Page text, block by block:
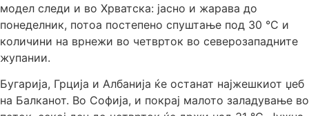
модел следи и во Хрватска: јасно и жарава до
понеделник, потоа постепено спуштање под 30 °C и
количини на врнежи во четврток во северозападните
жупании.
Бугарија, Грција и Албанија ќе останат најжешкиот џеб
на Балканот. Во Софија, и покрај малото заладување во